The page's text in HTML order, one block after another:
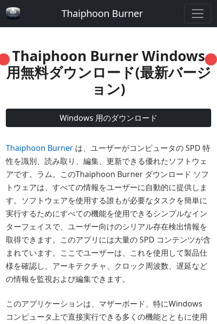
Thaiphoon Burner
Thaiphoon Burner Windows
用無料ダウンロード(最新バージ
ョン)
Windows 用のダウンロード
Thaiphoon Burner は、ユーザーがコンピュータの SPD 特
性を識別、読み取り、編集、更新できる優れたソフトウェ
アです。ラム。このThaiphoon Burner ダウンロード ソフ
トウェアは、すべての情報をユーザーに自動的に提供しま
す。ソフトウェアを使用する誰もが必要なタスクを簡単に
実行するためにすべての機能を使用できるシンプルなイン
ターフェイスで、ユーザー向けのシリアル存在検出情報を
取得できます。このアプリには大量の SPD コンテンツが含
まれています。ここでユーザーは、これを使用して製品仕
様を確認し、アーキテクチャ、クロック周波数、遅延など
の情報を監視および編集できます。
このアプリケーションは、マザーボード、特にWindows
コンピュータ上で直接実行できる多くの機能とともに使用